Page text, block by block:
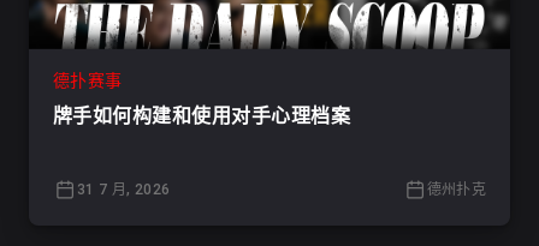
德扑赛事
牌手如何构建和使用对手心理档案
31 7 月, 2026 德州扑克